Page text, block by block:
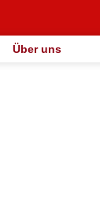
Über uns